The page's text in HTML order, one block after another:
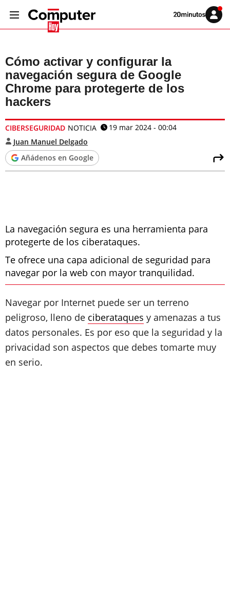
Volver
Iniciar
sesión
Cómo activar y configurar la
navegación segura de Google
Chrome para protegerte de los
hackers
CIBERSEGURIDAD NOTICIA
19 mar 2024 - 00:04
Juan Manuel Delgado
Añádenos en Google
La navegación segura es una herramienta para
protegerte de los ciberataques.
Te ofrece una capa adicional de seguridad para
navegar por la web con mayor tranquilidad.
Navegar por Internet puede ser un terreno
peligroso, lleno de ciberataques y amenazas a tus
datos personales. Es por eso que la seguridad y la
privacidad son aspectos que debes tomarte muy
en serio.